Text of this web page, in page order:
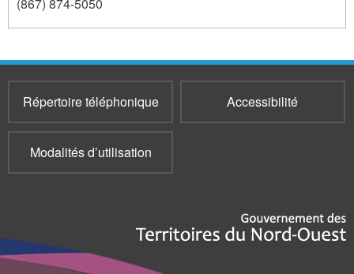
204
Répertoire téléphonique Accessibilité
Modalités d’utilisation